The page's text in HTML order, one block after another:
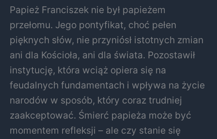
Papież Franciszek nie był papieżem
przełomu. Jego pontyfikat, choć pełen
pięknych słów, nie przyniósł istotnych zmian
ani dla Kościoła, ani dla świata. Pozostawił
instytucję, która wciąż opiera się na
feudalnych fundamentach i wpływa na życie
narodów w sposób, który coraz trudniej
zaakceptować. Śmierć papieża może być
momentem refleksji – ale czy stanie się